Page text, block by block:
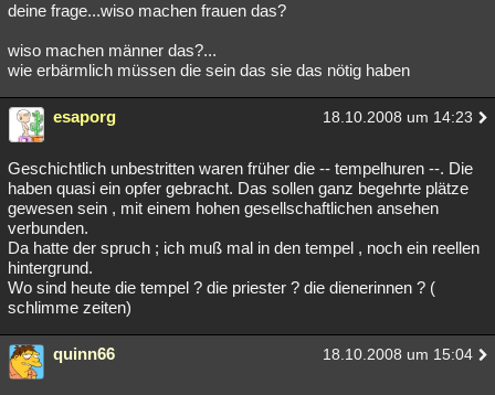
deine frage...wiso machen frauen das?
wiso machen männer das?...
wie erbärmlich müssen die sein das sie das nötig haben
esaporg 18.10.2008 um 14:23
Geschichtlich unbestritten waren früher die -- tempelhuren --. Die
haben quasi ein opfer gebracht. Das sollen ganz begehrte plätze
gewesen sein , mit einem hohen gesellschaftlichen ansehen
verbunden.
Da hatte der spruch ; ich muß mal in den tempel , noch ein reellen
hintergrund.
Wo sind heute die tempel ? die priester ? die dienerinnen ? (
schlimme zeiten)
quinn66 18.10.2008 um 15:04